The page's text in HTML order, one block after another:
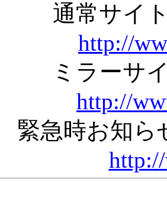
通常サイ
http://
ミラーサ
http://
緊急時お知ら